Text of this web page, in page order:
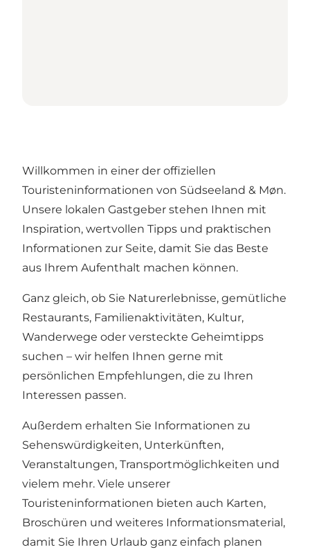
Willkommen in einer der offiziellen
Touristeninformationen von Südseeland & Møn.
Unsere lokalen Gastgeber stehen Ihnen mit
Inspiration, wertvollen Tipps und praktischen
Informationen zur Seite, damit Sie das Beste
aus Ihrem Aufenthalt machen können.
Ganz gleich, ob Sie Naturerlebnisse, gemütliche
Restaurants, Familienaktivitäten, Kultur,
Wanderwege oder versteckte Geheimtipps
suchen – wir helfen Ihnen gerne mit
persönlichen Empfehlungen, die zu Ihren
Interessen passen.
Außerdem erhalten Sie Informationen zu
Sehenswürdigkeiten, Unterkünften,
Veranstaltungen, Transportmöglichkeiten und
vielem mehr. Viele unserer
Touristeninformationen bieten auch Karten,
Broschüren und weiteres Informationsmaterial,
damit Sie Ihren Urlaub ganz einfach planen